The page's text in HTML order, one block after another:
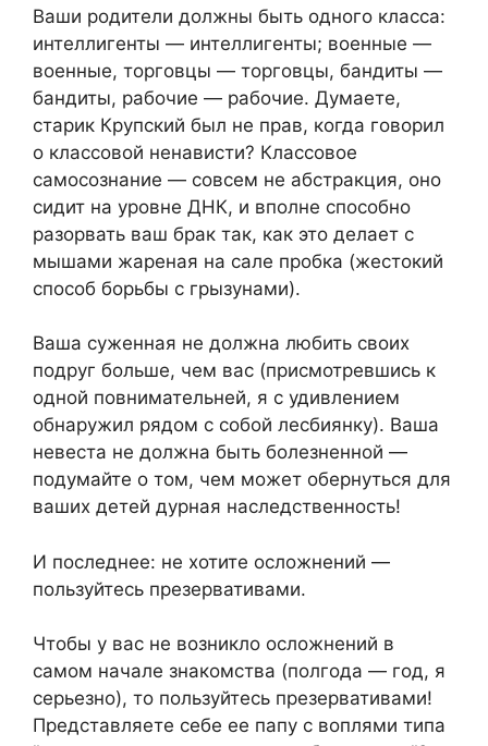
Ваши родители должны быть одного класса:
интеллигенты — интеллигенты; военные —
военные, торговцы — торговцы, бандиты —
бандиты, рабочие — рабочие. Думаете,
старик Крупский был не прав, когда говорил
о классовой ненависти? Классовое
самосознание — совсем не абстракция, оно
сидит на уровне ДНК, и вполне способно
разорвать ваш брак так, как это делает с
мышами жареная на сале пробка (жестокий
способ борьбы с грызунами).
Ваша суженная не должна любить своих
подруг больше, чем вас (присмотревшись к
одной повнимательней, я с удивлением
обнаружил рядом с собой лесбиянку). Ваша
невеста не должна быть болезненной —
подумайте о том, чем может обернуться для
ваших детей дурная наследственность!
И последнее: не хотите осложнений —
пользуйтесь презервативами.
Чтобы у вас не возникло осложнений в
самом начале знакомства (полгода — год, я
серьезно), то пользуйтесь презервативами!
Представляете себе ее папу с воплями типа